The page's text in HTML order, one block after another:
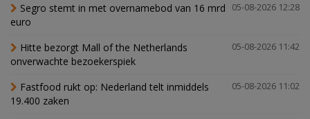
05-08-2026 12:28
Segro stemt in met overnamebod van 16 mrd
euro
05-08-2026 11:42
Hitte bezorgt Mall of the Netherlands
onverwachte bezoekerspiek
05-08-2026 11:02
Fastfood rukt op: Nederland telt inmiddels
19.400 zaken